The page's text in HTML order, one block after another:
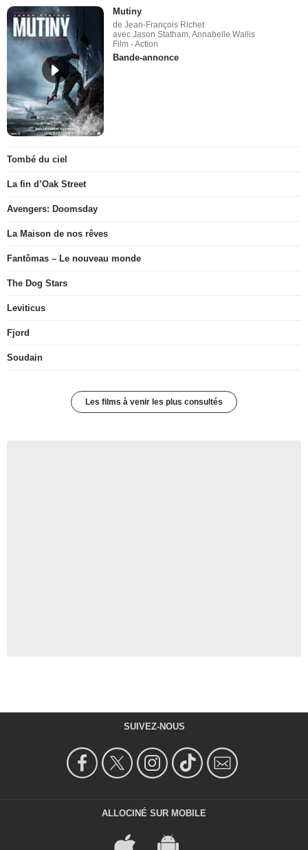
Mutiny
de Jean-François Richet
avec Jason Statham, Annabelle Wallis
Film - Action
Bande-annonce
Tombé du ciel
La fin d’Oak Street
Avengers: Doomsday
La Maison de nos rêves
Fantômas – Le nouveau monde
The Dog Stars
Leviticus
Fjord
Soudain
Les films à venir les plus consultés
SUIVEZ-NOUS
ALLOCINÉ SUR MOBILE